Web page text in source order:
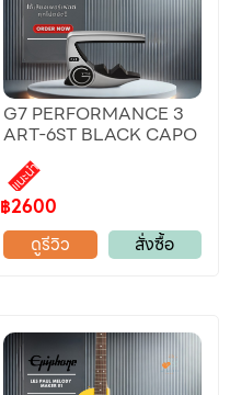
G7 PERFORMANCE 3
ART-6ST BLACK CAPO
แนะนำ
฿2600
ดูรีวิว
สั่งซื้อ